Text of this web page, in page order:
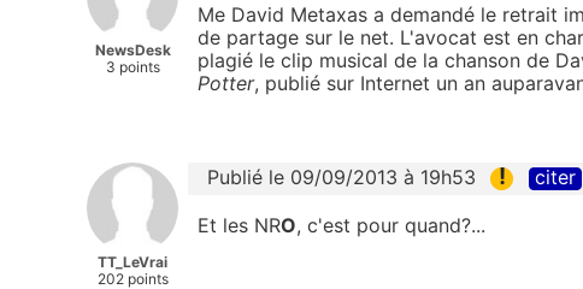
NewsDesk
3 points
Me David Metaxas a demandé le retrait
de partage sur le net. L'avocat est en
plagié le clip musical de la chanson de
Potter, publié sur Internet un an
TT_LeVrai
202 points
Publié le 09/09/2013 à 19h53 ! citer
Et les NRO, c'est pour quand?...